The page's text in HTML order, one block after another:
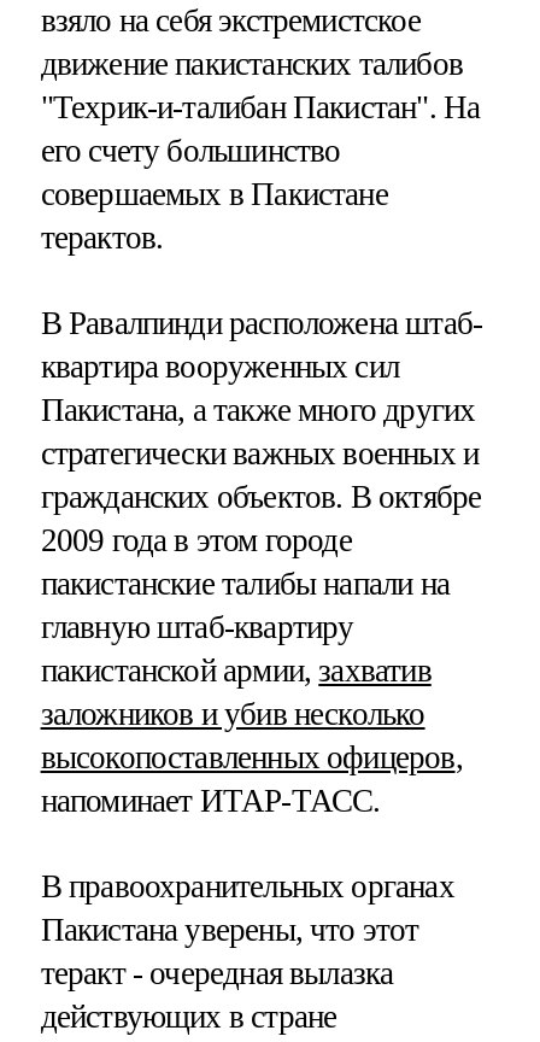
взяло на себя экстремистское
движение пакистанских талибов
"Техрик-и-талибан Пакистан". На
его счету большинство
совершаемых в Пакистане
терактов.
В Равалпинди расположена штаб-
квартира вооруженных сил
Пакистана, а также много других
стратегически важных военных и
гражданских объектов. В октябре
2009 года в этом городе
пакистанские талибы напали на
главную штаб-квартиру
пакистанской армии,захватив
заложников и убив несколько
высокопоставленных офицеров,
напоминает ИТАР-ТАСС.
В правоохранительных органах
Пакистана уверены, что этот
теракт - очередная вылазка
действующих в стране